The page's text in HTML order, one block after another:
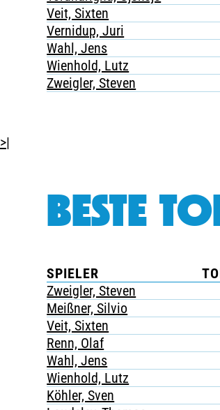
Veit, Sixten
Vernidup, Juri
Wahl, Jens
Wienhold, Lutz
Zweigler, Steven
>|
BESTE
SPIELER
Zweigler, Steven
Meißner, Silvio
Veit, Sixten
Renn, Olaf
Wahl, Jens
Wienhold, Lutz
Köhler, Sven